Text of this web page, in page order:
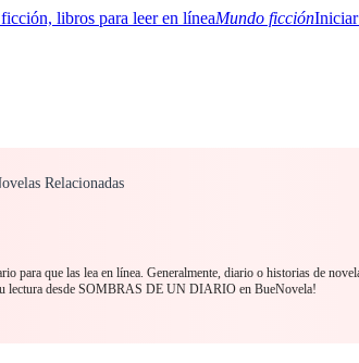
Mundo ficciónIniciar
Relacionadas
para que las lea en línea. Generalmente, diario o historias de
lectura desde SOMBRAS DE UN DIARIO en BueNovela!